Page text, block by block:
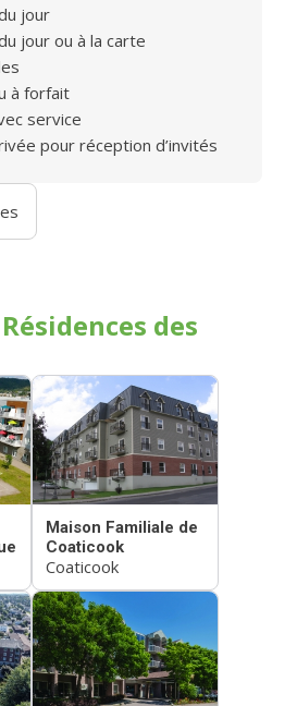
jour
jour ou à la carte
à forfait
service
pour réception d’invités
des
Maison Familiale de
Coaticook
Coaticook